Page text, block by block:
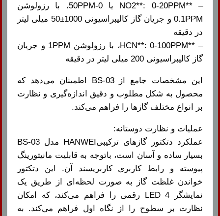
– **NO2**: 0-20PPM یا 0-50PPM، با رزولوشن
0.1PPM و جریان گاز کالیبراسیونی 1000±50 میلی لیتر
در دقیقه
– **HCN**: 0-100PPM، با رزولوشن 1PPM و جریان
گاز کالیبراسیونی 200 میلی لیتر در دقیقه
این مشخصات جامع از BS-03 اطمینان می‌دهد که
محصول به شکل مطلوب و دقیق اندازه‌گیری و نظارت
بر انواع مختلف گازها را فراهم می‌کند.
عملیات و نظارت دوستانه:
عملکرد دتکتور گازهای ترکیبیHANWEI مدل BS-03
بسیار ساده و آسان است، باتوجه به قابلیت مانیتورینگ
پیوسته و رابط کاربری کاربرپسند آن. این دتکتور
خواندن غلظت گاز به صورت لحظه‌ای از طریق یک
نمایشگر LED 4 رقمی را فراهم می‌کند، که امکان
نظارت بر سطوح را از نگاه اول فراهم می‌کند. به